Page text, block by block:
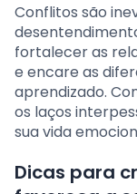
Conflitos são
fortalecer as
e encare as
aprendizado.
os laços
sua vida
Dicas para